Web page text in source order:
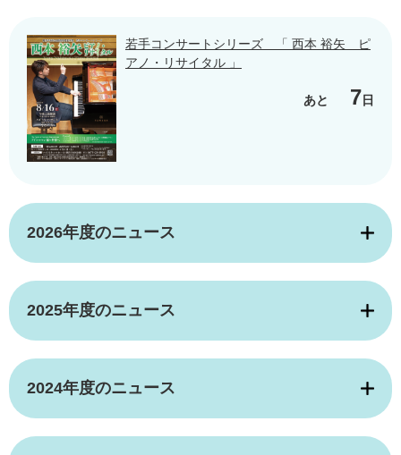
若手コンサートシリーズ 「 西本 裕矢 ピ
アノ・リサイタル 」
あと 7日
2026年度のニュース
2025年度のニュース
2024年度のニュース